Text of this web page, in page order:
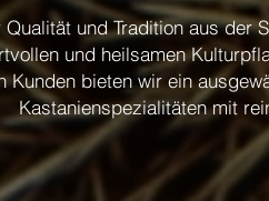
und Tradition aus der
und heilsamen
Kunden bieten wir ein
Kastanienspezialitäten mit